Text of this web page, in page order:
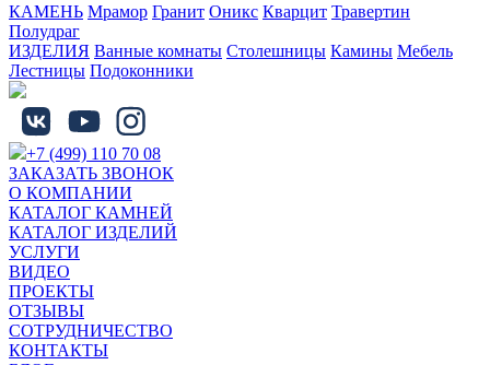
КАМЕНЬ Мрамор Гранит Оникс Кварцит Травертин
Полудраг
ИЗДЕЛИЯ Ванные комнаты Столешницы Камины Мебель
Лестницы Подоконники
+7 (499) 110 70 08
ЗАКАЗАТЬ ЗВОНОК
О КОМПАНИИ
КАТАЛОГ КАМНЕЙ
КАТАЛОГ ИЗДЕЛИЙ
УСЛУГИ
ВИДЕО
ПРОЕКТЫ
ОТЗЫВЫ
СОТРУДНИЧЕСТВО
КОНТАКТЫ